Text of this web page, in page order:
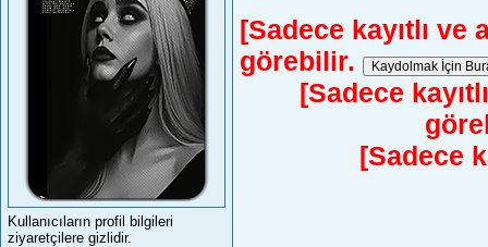
Kullanıcıların profil bilgileri
ziyaretçilere gizlidir.
[Sadece kayıtlı ve
görebilir.
[Sadece
[Sadece